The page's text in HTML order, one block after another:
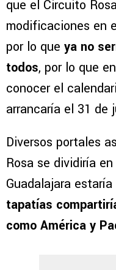
que el Circuito
modificaciones en
por lo que ya no
todos, por lo que
conocer el
arrancaría el 31 de
Diversos portales
Rosa se dividiría
Guadalajara
tapatías
como América y